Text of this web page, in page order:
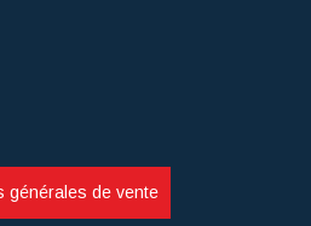
générales de vente